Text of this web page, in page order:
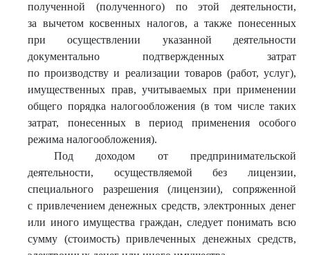
полученной (полученного) по этой деятельности,
за вычетом косвенных налогов, а также понесенных
при осуществлении указанной деятельности
документально подтвержденных затрат
по производству и реализации товаров (работ, услуг),
имущественных прав, учитываемых при применении
общего порядка налогообложения (в том числе таких
затрат, понесенных в период применения особого
режима налогообложения).
Под доходом от предпринимательской
деятельности, осуществляемой без лицензии,
специального разрешения (лицензии), сопряженной
с привлечением денежных средств, электронных денег
или иного имущества граждан, следует понимать всю
сумму (стоимость) привлеченных денежных средств,